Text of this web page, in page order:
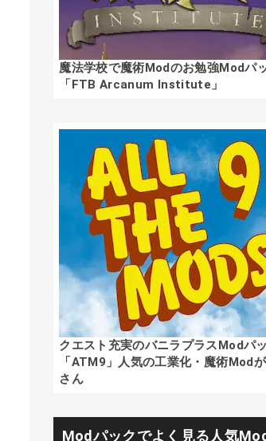
魔法学校で魔術Modのお勉強Modパ
「FTB Arcanum Institute」
クエスト充実のバニラプラスModパ
「ATM9」人気の工業化・魔術Modが
さん
Modパックでよく見る人気Mod